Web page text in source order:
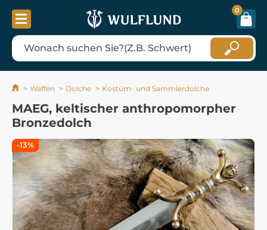
0
Waffen Dolche Kostüm- und Sammlerdolche
MAEG, keltischer anthropomorpher
Bronzedolch
-13%